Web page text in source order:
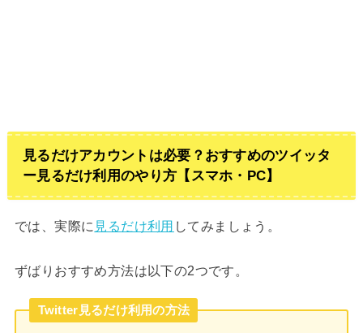
見るだけアカウントは必要？おすすめのツイッタ
ー見るだけ利用のやり方【スマホ・PC】
では、実際に 見るだけ利用 してみましょう。
ずばりおすすめ方法は以下の2つです。
Twitter見るだけ利用の方法